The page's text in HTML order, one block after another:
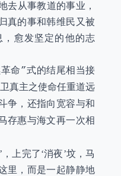
去从事教道的事业，
真的事和韩维民又被
愈发坚定的他的志
命”式的结尾相当接
真主之使命任重道远
争，还指向宽容与和
存惠与海文再一次相
上完了‘消夜’坟，马
里，而是一起静静地